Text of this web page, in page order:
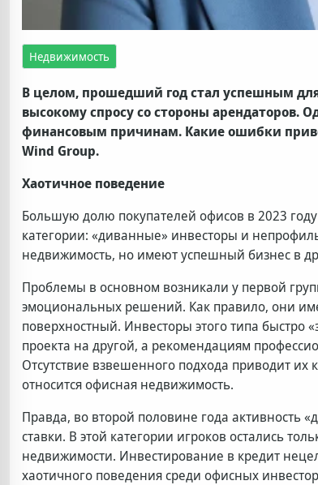
Недвижимость
В целом, прошедший год стал успешным
высокому спросу со стороны арендаторов.
финансовым причинам. Какие ошибки
Wind Group.
Хаотичное поведение
Большую долю покупателей офисов в 2023
категории: «диванные» инвесторы и
недвижимость, но имеют успешный бизнес в
Проблемы в основном возникали у первой
эмоциональных решений. Как правило, они
поверхностный. Инвесторы этого типа быстро
проекта на другой, а рекомендациям
Отсутствие взвешенного подхода приводит
относится офисная недвижимость.
Правда, во второй половине года
ставки. В этой категории игроков остались
недвижимости. Инвестирование в кредит
хаотичного поведения среди офисных